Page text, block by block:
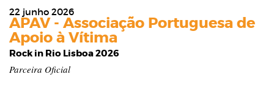
22 junho 2026
APAV - Associação Portuguesa de
Apoio à Vítima
Rock in Rio Lisboa 2026
Parceira Oficial